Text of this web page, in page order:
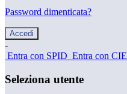
Password dimenticata?
-
Entra con SPID Entra con CIE
Seleziona utente